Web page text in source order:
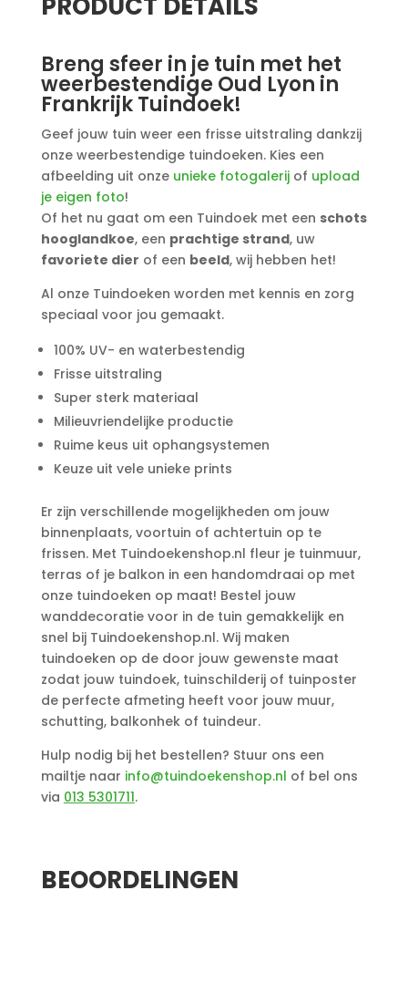
PRODUCT DETAILS
Breng sfeer in je tuin met het
weerbestendige Oud Lyon in
Frankrijk Tuindoek!
Geef jouw tuin weer een frisse uitstraling dankzij
onze weerbestendige tuindoeken. Kies een
afbeelding uit onze unieke fotogalerijof upload
je eigen foto!
Of het nu gaat om een Tuindoek met een schots
hooglandkoe, een prachtige strand, uw
favoriete dier of een beeld, wij hebben het!
Al onze Tuindoeken worden met kennis en zorg
speciaal voor jou gemaakt.
100% UV- en waterbestendig
Frisse uitstraling
Super sterk materiaal
Milieuvriendelijke productie
Ruime keus uit ophangsystemen
Keuze uit vele unieke prints
Er zijn verschillende mogelijkheden om jouw
binnenplaats, voortuin of achtertuin op te
frissen. Met Tuindoekenshop.nl fleur je tuinmuur,
terras of je balkon in een handomdraai op met
onze tuindoeken op maat! Bestel jouw
wanddecoratie voor in de tuin gemakkelijk en
snel bij Tuindoekenshop.nl. Wij maken
tuindoeken op de door jouw gewenste maat
zodat jouw tuindoek, tuinschilderij of tuinposter
de perfecte afmeting heeft voor jouw muur,
schutting, balkonhek of tuindeur.
Hulp nodig bij het bestellen? Stuur ons een
mailtje naar info@tuindoekenshop.nl of bel ons
via 013 5301711.
BEOORDELINGEN